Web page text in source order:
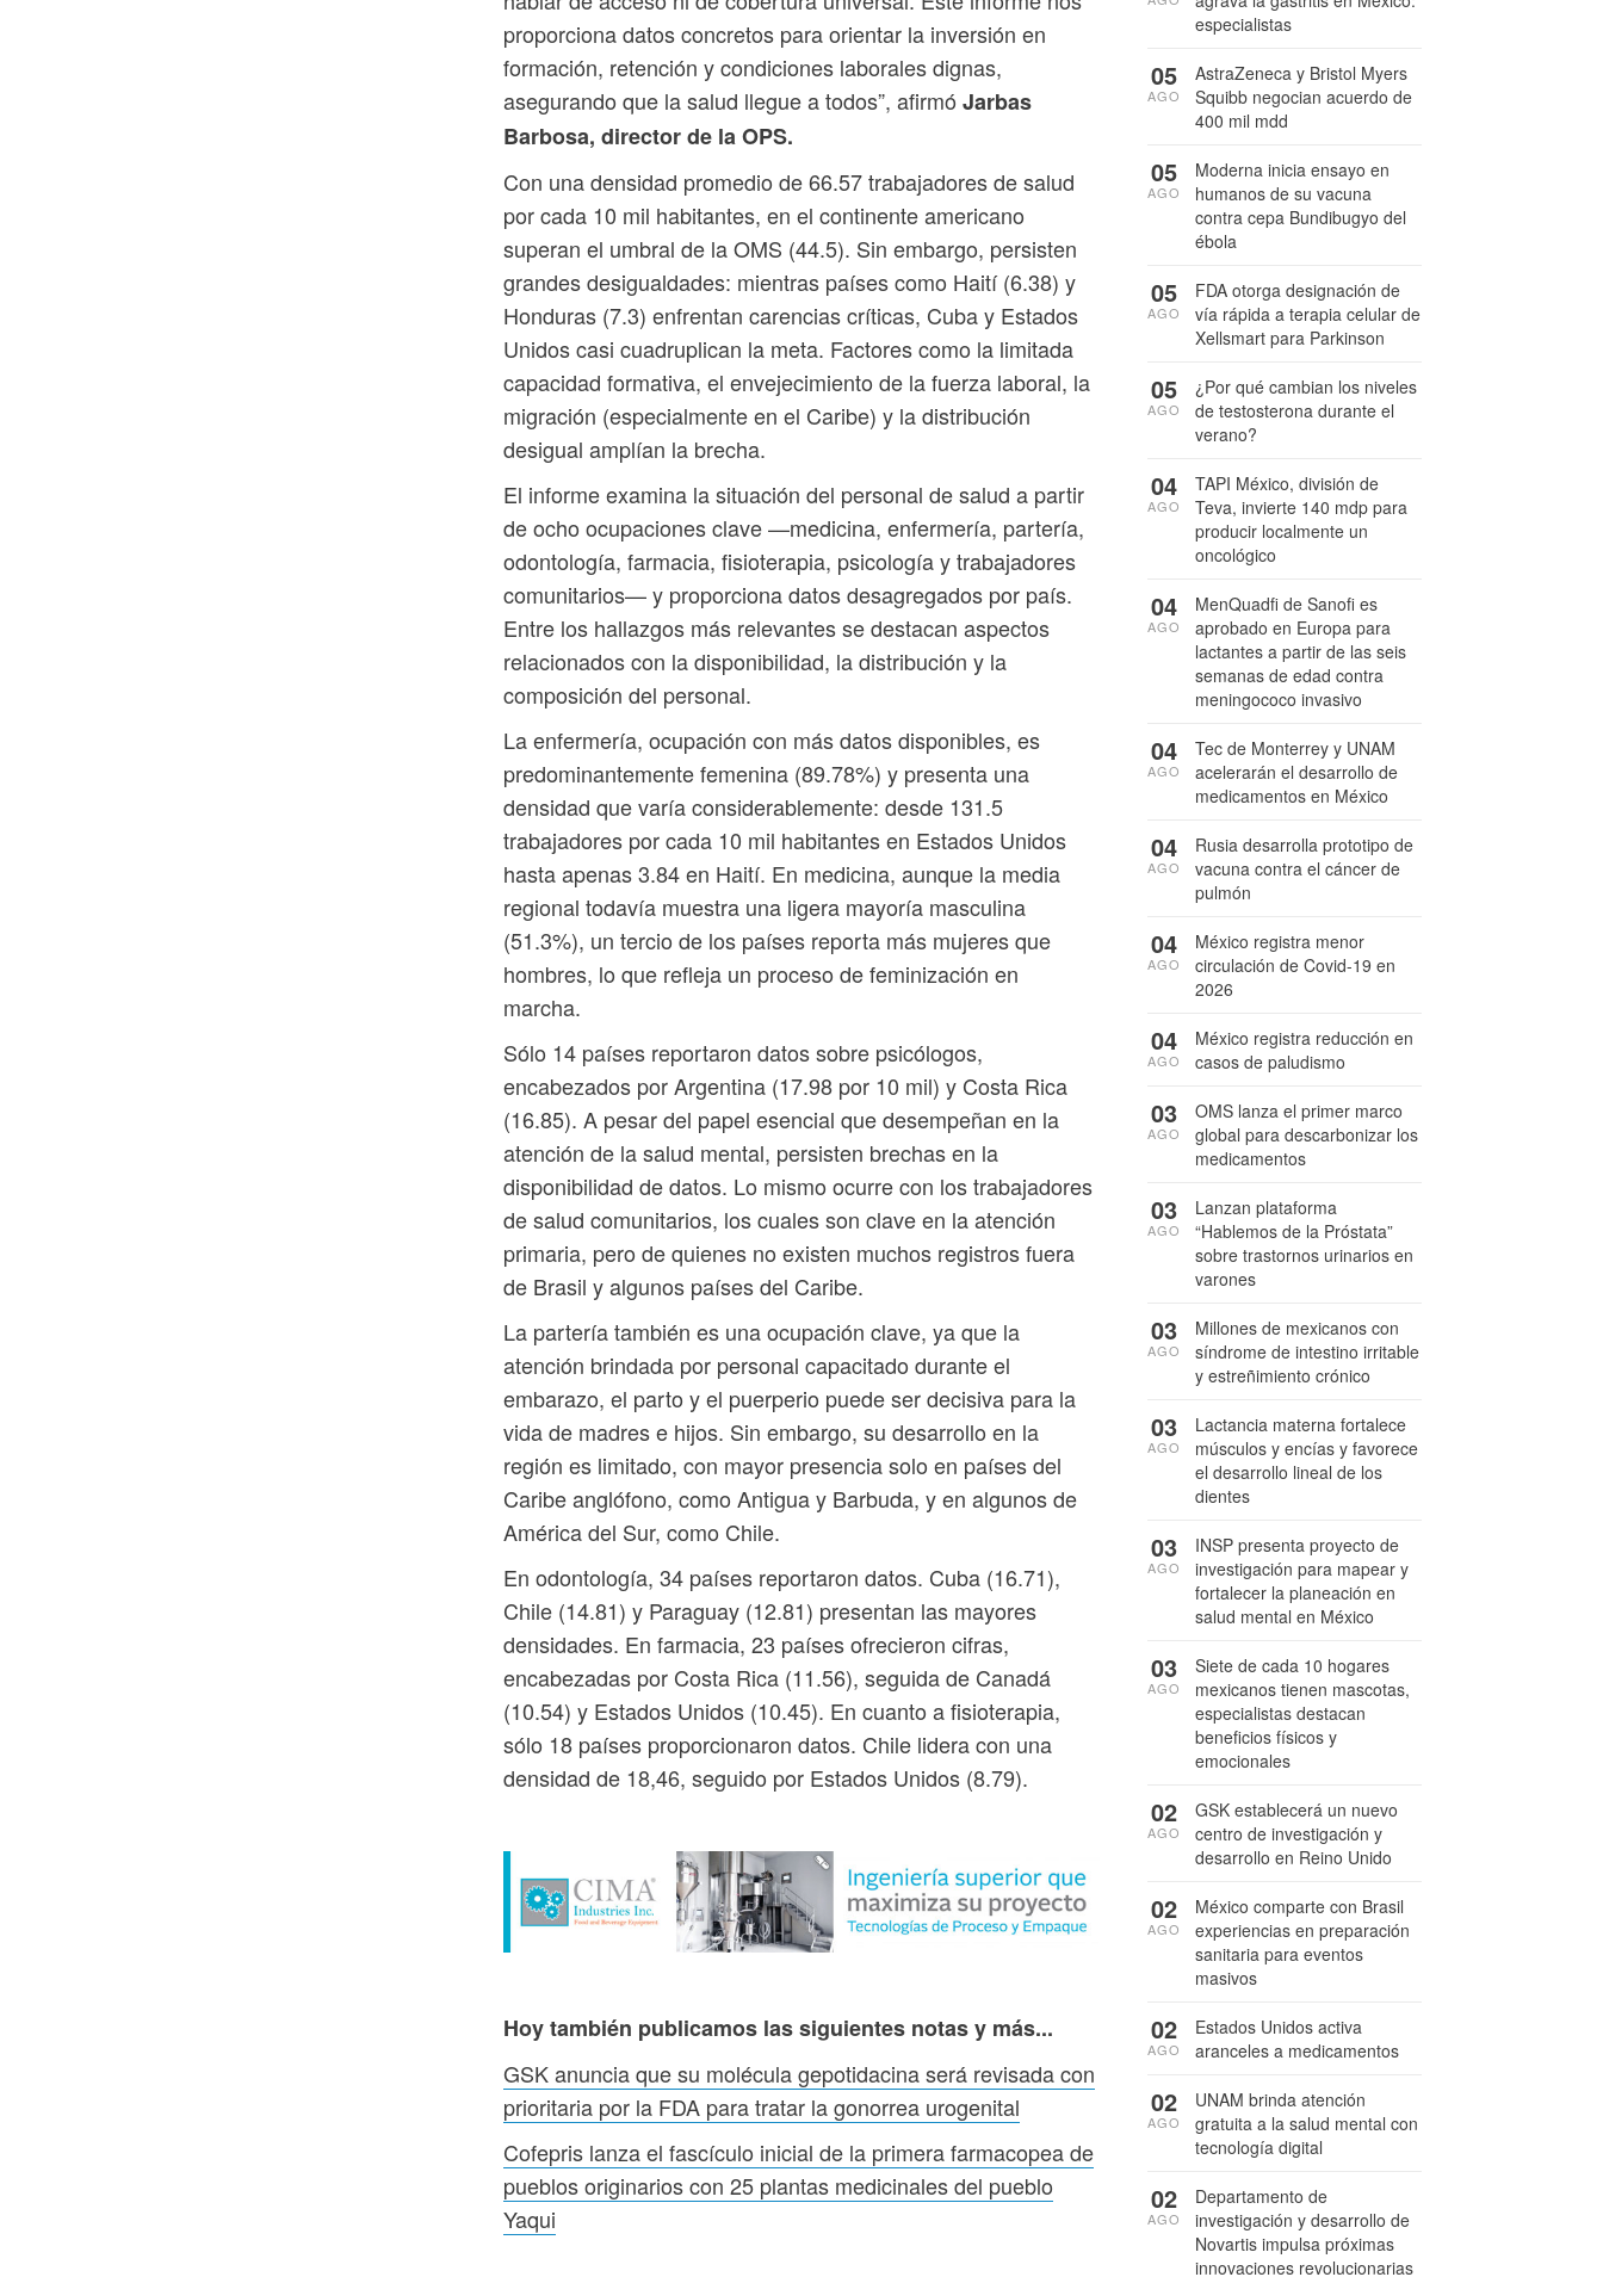
proporciona datos concretos para orientar la inversión en
formación, retención y condiciones laborales dignas,
asegurando que la salud llegue a todos”, afirmó Jarbas
Barbosa, director de la OPS.
Con una densidad promedio de 66.57 trabajadores de salud
por cada 10 mil habitantes, en el continente americano
superan el umbral de la OMS (44.5). Sin embargo, persisten
grandes desigualdades: mientras países como Haití (6.38) y
Honduras (7.3) enfrentan carencias críticas, Cuba y Estados
Unidos casi cuadruplican la meta. Factores como la limitada
capacidad formativa, el envejecimiento de la fuerza laboral, la
migración (especialmente en el Caribe) y la distribución
desigual amplían la brecha.
El informe examina la situación del personal de salud a partir
de ocho ocupaciones clave —medicina, enfermería, partería,
odontología, farmacia, fisioterapia, psicología y trabajadores
comunitarios— y proporciona datos desagregados por país.
Entre los hallazgos más relevantes se destacan aspectos
relacionados con la disponibilidad, la distribución y la
composición del personal.
La enfermería, ocupación con más datos disponibles, es
predominantemente femenina (89.78%) y presenta una
densidad que varía considerablemente: desde 131.5
trabajadores por cada 10 mil habitantes en Estados Unidos
hasta apenas 3.84 en Haití. En medicina, aunque la media
regional todavía muestra una ligera mayoría masculina
(51.3%), un tercio de los países reporta más mujeres que
hombres, lo que refleja un proceso de feminización en
marcha.
Sólo 14 países reportaron datos sobre psicólogos,
encabezados por Argentina (17.98 por 10 mil) y Costa Rica
(16.85). A pesar del papel esencial que desempeñan en la
atención de la salud mental, persisten brechas en la
disponibilidad de datos. Lo mismo ocurre con los trabajadores
de salud comunitarios, los cuales son clave en la atención
primaria, pero de quienes no existen muchos registros fuera
de Brasil y algunos países del Caribe.
La partería también es una ocupación clave, ya que la
atención brindada por personal capacitado durante el
embarazo, el parto y el puerperio puede ser decisiva para la
vida de madres e hijos. Sin embargo, su desarrollo en la
región es limitado, con mayor presencia solo en países del
Caribe anglófono, como Antigua y Barbuda, y en algunos de
América del Sur, como Chile.
En odontología, 34 países reportaron datos. Cuba (16.71),
Chile (14.81) y Paraguay (12.81) presentan las mayores
densidades. En farmacia, 23 países ofrecieron cifras,
encabezadas por Costa Rica (11.56), seguida de Canadá
(10.54) y Estados Unidos (10.45). En cuanto a fisioterapia,
sólo 18 países proporcionaron datos. Chile lidera con una
densidad de 18,46, seguido por Estados Unidos (8.79).
Hoy también publicamos las siguientes notas y más...
GSK anuncia que su molécula gepotidacina será revisada con
prioritaria por la FDA para tratar la gonorrea urogenital
Cofepris lanza el fascículo inicial de la primera farmacopea de
pueblos originarios con 25 plantas medicinales del pueblo
Yaqui
especialistas
AstraZeneca y Bristol Myers
Squibb negocian acuerdo de
400 mil mdd
05
AGO
Moderna inicia ensayo en
humanos de su vacuna
contra cepa Bundibugyo del
ébola
05
AGO
FDA otorga designación de
vía rápida a terapia celular de
Xellsmart para Parkinson
05
AGO
¿Por qué cambian los niveles
de testosterona durante el
verano?
05
AGO
TAPI México, división de
Teva, invierte 140 mdp para
producir localmente un
oncológico
04
AGO
MenQuadfi de Sanofi es
aprobado en Europa para
lactantes a partir de las seis
semanas de edad contra
meningococo invasivo
04
AGO
Tec de Monterrey y UNAM
acelerarán el desarrollo de
medicamentos en México
04
AGO
Rusia desarrolla prototipo de
vacuna contra el cáncer de
pulmón
04
AGO
México registra menor
circulación de Covid-19 en
2026
04
AGO
México registra reducción en
casos de paludismo
04
AGO
OMS lanza el primer marco
global para descarbonizar los
medicamentos
03
AGO
Lanzan plataforma
“Hablemos de la Próstata”
sobre trastornos urinarios en
varones
03
AGO
Millones de mexicanos con
síndrome de intestino irritable
y estreñimiento crónico
03
AGO
Lactancia materna fortalece
músculos y encías y favorece
el desarrollo lineal de los
dientes
03
AGO
INSP presenta proyecto de
investigación para mapear y
fortalecer la planeación en
salud mental en México
03
AGO
Siete de cada 10 hogares
mexicanos tienen mascotas,
especialistas destacan
beneficios físicos y
emocionales
03
AGO
GSK establecerá un nuevo
centro de investigación y
desarrollo en Reino Unido
02
AGO
México comparte con Brasil
experiencias en preparación
sanitaria para eventos
masivos
02
AGO
Estados Unidos activa
aranceles a medicamentos
02
AGO
UNAM brinda atención
gratuita a la salud mental con
tecnología digital
02
AGO
Departamento de
investigación y desarrollo de
Novartis impulsa próximas
innovaciones revolucionarias
02
AGO